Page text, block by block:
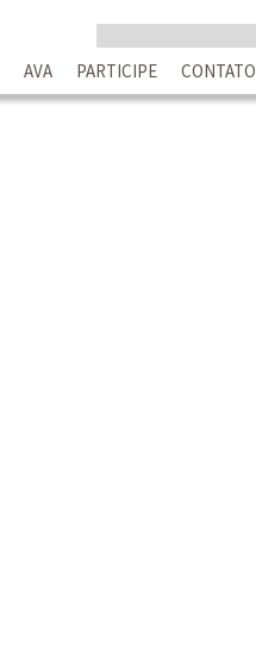
AVA PARTICIPE CONTATO